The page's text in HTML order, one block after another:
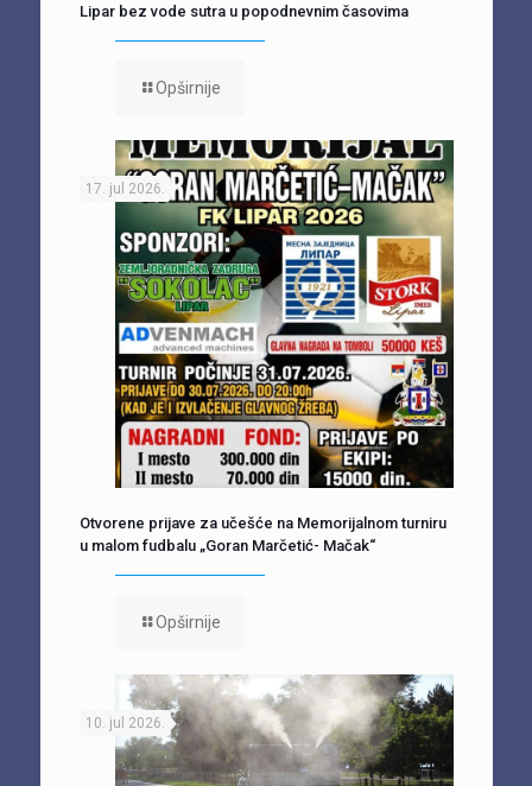
Lipar bez vode sutra u popodnevnim časovima
Opširnije
17. jul 2026.
Otvorene prijave za učešće na Memorijalnom turniru
u malom fudbalu „Goran Marčetić- Mačak“
Opširnije
10. jul 2026.